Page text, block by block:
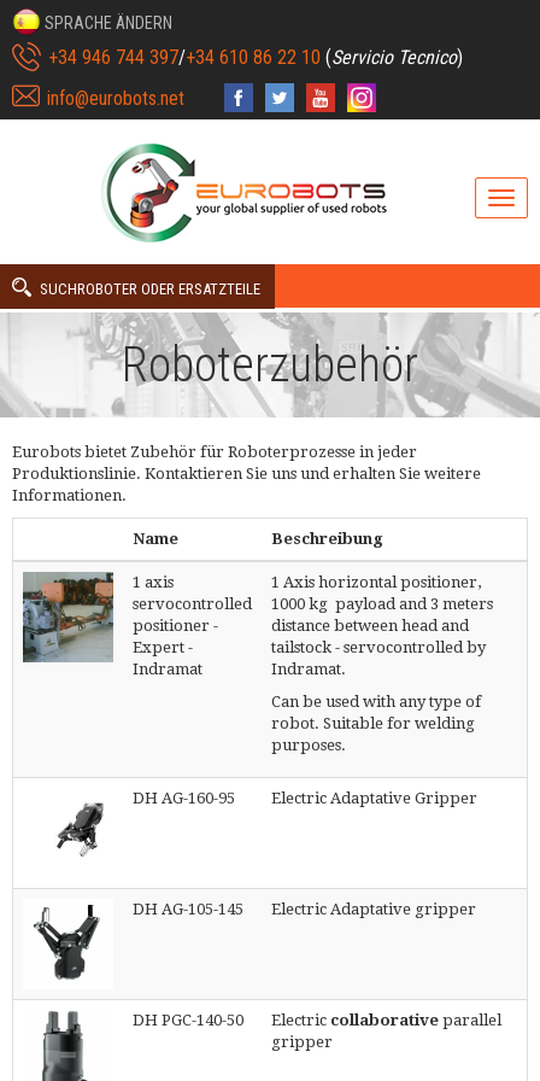
SPRACHE ÄNDERN
+34 946 744 397/+34 610 86 22 10 (Servicio Tecnico)
info@eurobots.net
SUCHROBOTER ODER ERSATZTEILE
Roboterzubehör
Eurobots bietet Zubehör für Roboterprozesse in jeder
Produktionslinie. Kontaktieren Sie uns und erhalten Sie weitere
Informationen.
Name Beschreibung
1 axis
servocontrolled
positioner -
Expert -
Indramat
1 Axis horizontal positioner,
1000 kg payload and 3 meters
distance between head and
tailstock - servocontrolled by
Indramat.
Can be used with any type of
robot. Suitable for welding
purposes.
DH AG-160-95 Electric Adaptative Gripper
DH AG-105-145 Electric Adaptative gripper
DH PGC-140-50 Electric collaborative parallel
gripper